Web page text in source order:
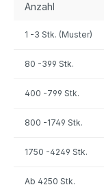
Anzahl
1 -3 Stk. (Muster)
80 -399 Stk.
400 -799 Stk.
800 -1749 Stk.
1750 -4249 Stk.
Ab 4250 Stk.